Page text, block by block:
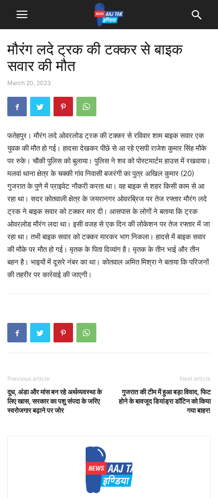
मौरंग लदे ट्रक की टक्कर से बाइक
सवार की मौत
March 20, 2023
फतेहपुर। मौरंग लदे ओवरलोड ट्रक की टक्कर से रविवार शाम बाइक सवार एक
युवक की मौत हो गई। हादसा देखकर पीछे से आ रहे एसपी राजेश कुमार सिंह मौके
पर रुके। चौकी पुलिस को बुलाया। पुलिस ने शव को पोस्टमार्टम हाउस में रखवाया।
मलवां थाना क्षेत्र के चक्की गांव निवासी बजरंगी का पुत्र अखिल कुमार (20)
गुजरात के पुणे में प्राइवेट नौकरी करता था। वह बाइक से शहर किसी काम से आ
रहा था। सदर कोतवाली क्षेत्र के जयरानगर ओवरब्रिज पर तेज रफ्तार मौरंग लदे
ट्रक ने बाइक सवार को टक्कर मार दी। आसपास के लोगों ने बताया कि ट्रक
ओवरलोड मौरंग लदा था। इसी वजह से एक दिन की लोकेशन पर तेज रफ्तार में जा
रहा था। तभी बाइक सवार को टक्कर मारकर भाग निकला। हादसे में बाइक सवार
की मौके पर मौत हो गई। मृतक के पिता दिव्यांग है। मृतक के तीन भाई और तीन
बहन है। भाइयों में दूसरे नंबर का था। कोतवाल अमित मिश्रा ने बताया कि परिजनों
की तहरीर पर कार्रवाई की जाएगी।
Previous article
दूध, अंडा और मांस बन रहे अर्थव्यवस्था के
लिए खास, सरकार का पशु संपदा के जरिए
स्वरोजगार बढ़ाने पर जोर
Next article
गुजरात की टीम में हुआ बड़ा विवाद, फिट
होने के बावजूद डियांड्रा डॉटिन को किया
गया बाहर!